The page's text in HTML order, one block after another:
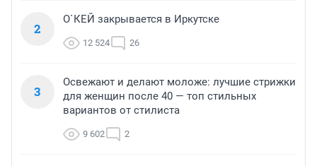
2
О`КЕЙ закрывается в Иркутске
12 524 26
3
Освежают и делают моложе: лучшие стрижки
для женщин после 40 — топ стильных
вариантов от стилиста
9 602 2